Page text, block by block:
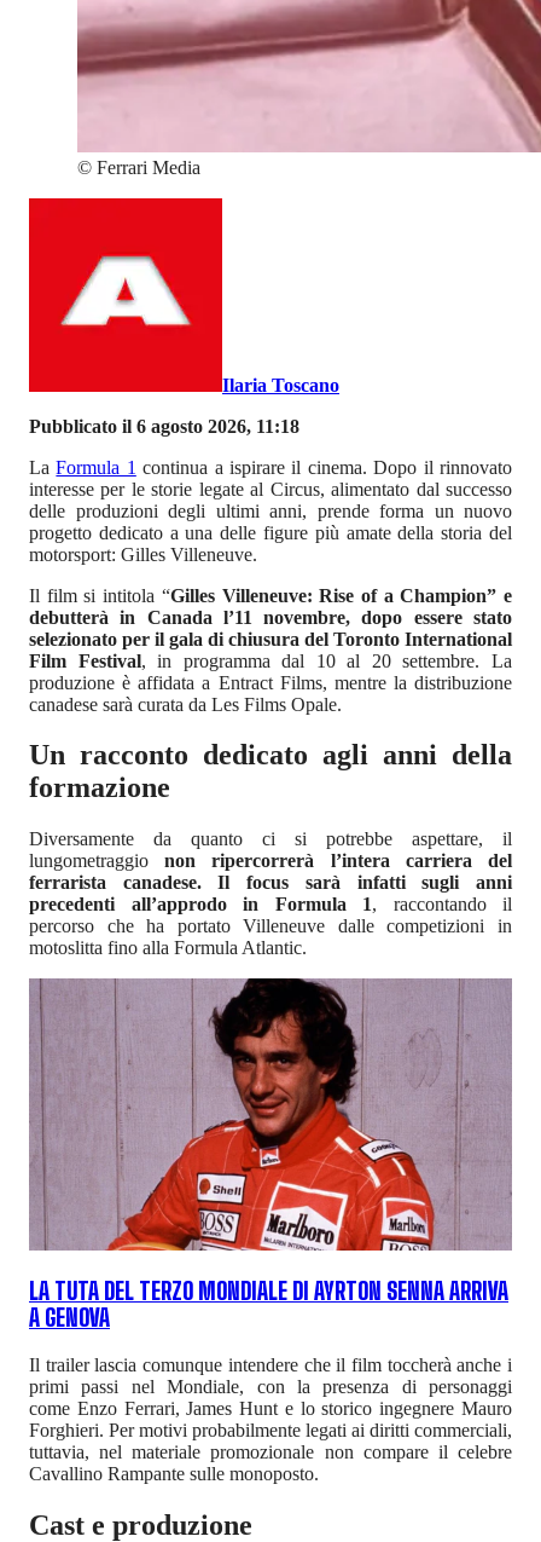
© Ferrari Media
Ilaria Toscano
Pubblicato il 6 agosto 2026, 11:18
LaFormula 1 continua a ispirare il cinema. Dopo il rinnovato
interesse per le storie legate al Circus, alimentato dal successo
delle produzioni degli ultimi anni, prende forma un nuovo
progetto dedicato a una delle figure più amate della storia del
motorsport: Gilles Villeneuve.
Il film si intitola “Gilles Villeneuve: Rise of a Champion” e
debutterà in Canada l’11 novembre, dopo essere stato
selezionato per il gala di chiusura del Toronto International
Film Festival, in programma dal 10 al 20 settembre. La
produzione è affidata a Entract Films, mentre la distribuzione
canadese sarà curata da Les Films Opale.
Un racconto dedicato agli anni della
formazione
Diversamente da quanto ci si potrebbe aspettare, il
lungometraggionon ripercorrerà l’intera carriera del
ferrarista canadese. Il focus sarà infatti sugli anni
precedenti all’approdo in Formula 1, raccontando il
percorso che ha portato Villeneuve dalle competizioni in
motoslitta fino alla Formula Atlantic.
LA TUTA DEL TERZO MONDIALE DI AYRTON SENNA ARRIVA
A GENOVA
Il trailer lascia comunque intendere che il film toccherà anche i
primi passi nel Mondiale, con la presenza di personaggi
come Enzo Ferrari, James Hunt e lo storico ingegnere Mauro
Forghieri. Per motivi probabilmente legati ai diritti commerciali,
tuttavia, nel materiale promozionale non compare il celebre
Cavallino Rampante sulle monoposto.
Cast e produzione